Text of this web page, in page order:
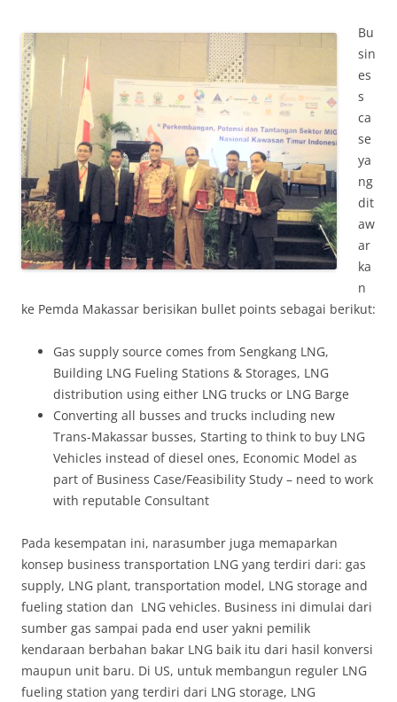
Bu
sin
es
s
ca
se
ya
ng
dit
aw
ar
ka
n
ke Pemda Makassar berisikan bullet points sebagai berikut:
Gas supply source comes from Sengkang LNG,
Building LNG Fueling Stations & Storages, LNG
distribution using either LNG trucks or LNG Barge
Converting all busses and trucks including new
Trans-Makassar busses, Starting to think to buy LNG
Vehicles instead of diesel ones, Economic Model as
part of Business Case/Feasibility Study – need to work
with reputable Consultant
Pada kesempatan ini, narasumber juga memaparkan
konsep business transportation LNG yang terdiri dari: gas
supply, LNG plant, transportation model, LNG storage and
fueling station dan LNG vehicles. Business ini dimulai dari
sumber gas sampai pada end user yakni pemilik
kendaraan berbahan bakar LNG baik itu dari hasil konversi
maupun unit baru. Di US, untuk membangun reguler LNG
fueling station yang terdiri dari LNG storage, LNG